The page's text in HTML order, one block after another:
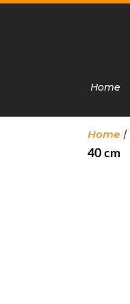
Home
Home /
40 cm